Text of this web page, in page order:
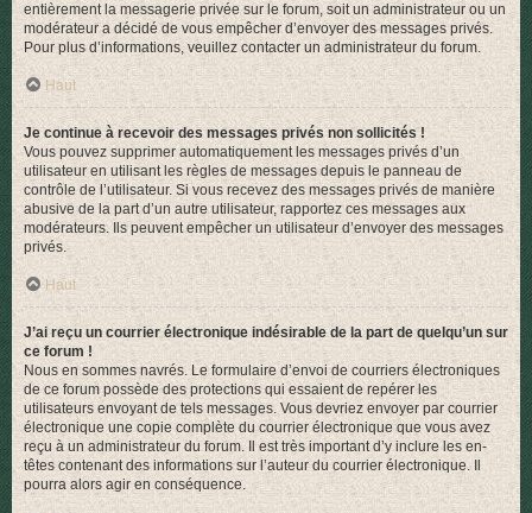
entièrement la messagerie privée sur le forum, soit un administrateur ou un
modérateur a décidé de vous empêcher d’envoyer des messages privés.
Pour plus d’informations, veuillez contacter un administrateur du forum.
Haut
Je continue à recevoir des messages privés non sollicités !
Vous pouvez supprimer automatiquement les messages privés d’un
utilisateur en utilisant les règles de messages depuis le panneau de
contrôle de l’utilisateur. Si vous recevez des messages privés de manière
abusive de la part d’un autre utilisateur, rapportez ces messages aux
modérateurs. Ils peuvent empêcher un utilisateur d’envoyer des messages
privés.
Haut
J’ai reçu un courrier électronique indésirable de la part de quelqu’un sur
ce forum !
Nous en sommes navrés. Le formulaire d’envoi de courriers électroniques
de ce forum possède des protections qui essaient de repérer les
utilisateurs envoyant de tels messages. Vous devriez envoyer par courrier
électronique une copie complète du courrier électronique que vous avez
reçu à un administrateur du forum. Il est très important d’y inclure les en-
têtes contenant des informations sur l’auteur du courrier électronique. Il
pourra alors agir en conséquence.